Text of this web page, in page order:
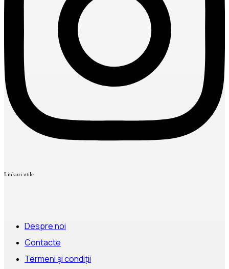
Linkuri utile
Despre noi
Contacte
Termeni și condiții